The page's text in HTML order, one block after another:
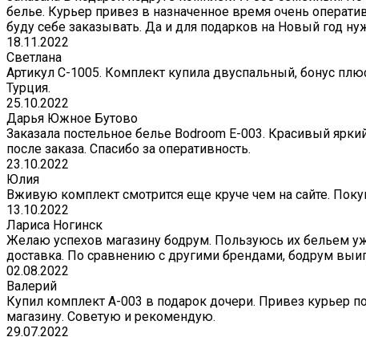
белье. Курьер привез в назначенное время очень
буду себе заказывать. Да и для подарков на Новый год
18.11.2022
Светлана
Артикул С-1005. Комплект купила двуспальный, бонус
Турция.
25.10.2022
Дарья Южное Бутово
Заказала постельное белье Bodroom E-003. Красивый
после заказа. Спасибо за оперативность.
23.10.2022
Юлия
Вживую комплект смотрится еще круче чем на сайте.
13.10.2022
Лариса Ногинск
Желаю успехов магазину бодрум. Пользуюсь их бельем
доставка. По сравнению с другими брендами, бодрум
02.08.2022
Валерий
Купил комплект A-003 в подарок дочери. Привез курьер
магазину. Советую и рекомендую.
29.07.2022